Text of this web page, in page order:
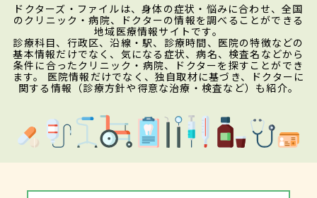
ドクターズ・ファイルは、身体の症状・悩みに合わせ、全国
のクリニック・病院、ドクターの情報を調べることができる
地域医療情報サイトです。
診療科目、行政区、沿線・駅、診療時間、医院の特徴などの
基本情報だけでなく、気になる症状、病名、検査名などから
条件に合ったクリニック・病院、ドクターを探すことができ
ます。 医院情報だけでなく、独自取材に基づき、ドクターに
関する情報（診療方針や得意な治療・検査など）も紹介。